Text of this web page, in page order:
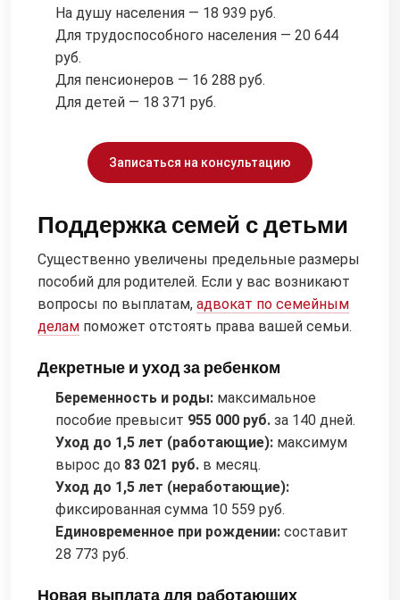
На душу населения — 18 939 руб.
Для трудоспособного населения — 20 644
руб.
Для пенсионеров — 16 288 руб.
Для детей — 18 371 руб.
Записаться на консультацию
Поддержка семей с детьми
Существенно увеличены предельные размеры
пособий для родителей. Если у вас возникают
вопросы по выплатам, адвокат по семейным
делам поможет отстоять права вашей семьи.
Декретные и уход за ребенком
Беременность и роды: максимальное
пособие превысит 955 000 руб. за 140 дней.
Уход до 1,5 лет (работающие): максимум
вырос до 83 021 руб. в месяц.
Уход до 1,5 лет (неработающие):
фиксированная сумма 10 559 руб.
Единовременное при рождении: составит
28 773 руб.
Новая выплата для работающих